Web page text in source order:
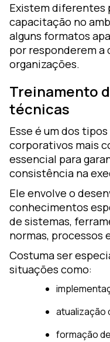
Existem diferentes
capacitação no
alguns formatos
por responderem a
organizações.
Treinamento
técnicas
Esse é um dos
corporativos mais
essencial para
consistência na
Ele envolve o
conhecimentos
de sistemas,
normas, processos
Costuma ser
situações como:
atualização
formação